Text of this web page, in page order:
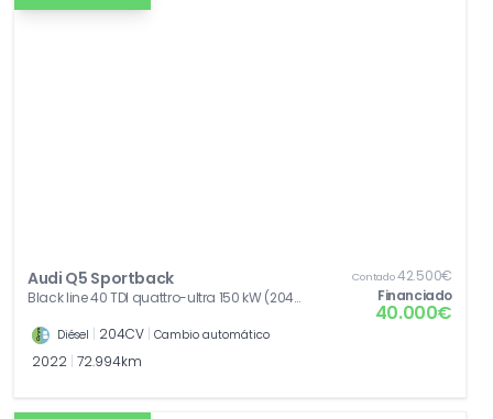
Audi Q5 Sportback
Black line 40 TDI quattro-ultra 150 kW (204
Contado42.500€
Financiado
40.000€
Diésel 204CV Cambio automático
2022 72.994km